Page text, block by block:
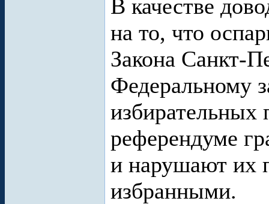
В качестве
на то, что
Закона Санкт-
Федеральному
избирательных
референдуме
и нарушают их
избранными.